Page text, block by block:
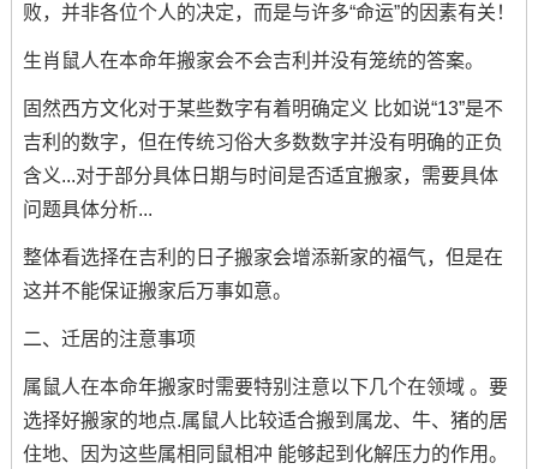
败，并非各位个人的决定，而是与许多“命运”的因素有关！
生肖鼠人在本命年搬家会不会吉利并没有笼统的答案。
固然西方文化对于某些数字有着明确定义 比如说“13”是不
吉利的数字，但在传统习俗大多数数字并没有明确的正负
含义...对于部分具体日期与时间是否适宜搬家，需要具体
问题具体分析...
整体看选择在吉利的日子搬家会增添新家的福气，但是在
这并不能保证搬家后万事如意。
二、迁居的注意事项
属鼠人在本命年搬家时需要特别注意以下几个在领域 。要
选择好搬家的地点.属鼠人比较适合搬到属龙、牛、猪的居
住地、因为这些属相同鼠相冲 能够起到化解压力的作用。